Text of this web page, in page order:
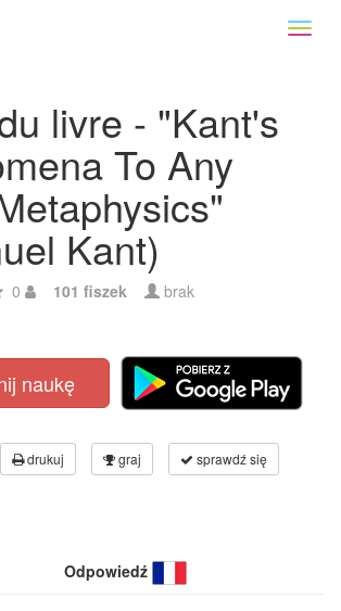
livre - "Kant's
To Any
Kant)
0 101 fiszek brak
naukę
drukuj graj sprawdź się
Odpowiedź